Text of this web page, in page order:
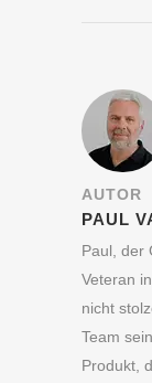
AUTOR
PAUL
Paul, der
Veteran
nicht
Team
Produkt,